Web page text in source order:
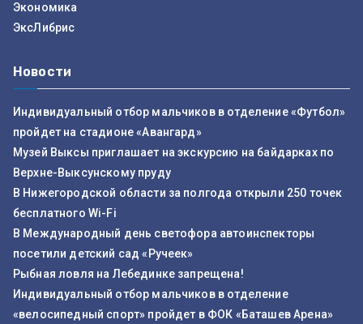
Экономика
ЭксЛибрис
Новости
Индивидуальный отбор мальчиков в отделение «Футбол»
пройдет на стадионе «Авангард»
Музей Выксы приглашает на экскурсию на байдарках по
Верхне-Выксунскому пруду
В Нижегородской области за полгода открыли 250 точек
бесплатного Wi-Fi
В Международный день светофора автоинспекторы
посетили детский сад «Ручеек»
Рыбная ловля на Лебединке запрещена!
Индивидуальный отбор мальчиков в отделение
«велосипедный спорт» пройдет в ФОК «Баташев Арена»